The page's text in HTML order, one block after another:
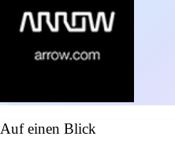
Auf einen Blick